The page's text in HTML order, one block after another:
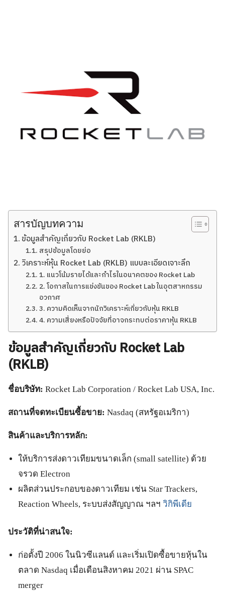
สารบัญบทความ
ข้อมูลสำคัญเกี่ยวกับ Rocket Lab (RKLB)
สรุปข้อมูลโดยย่อ
วิเคราะห์หุ้น Rocket Lab (RKLB) แบบละเอียดเจาะลึก
1. แนวโน้มรายได้และกำไรในอนาคตของ Rocket Lab
2. โอกาสในการแข่งขันของ Rocket Lab ในอุตสาหกรรม
อวกาศ
3. ความคิดเห็นจากนักวิเคราะห์เกี่ยวกับหุ้น RKLB
4. ความเสี่ยงหรือปัจจัยที่อาจกระทบต่อราคาหุ้น RKLB
ข้อมูลสำคัญเกี่ยวกับ Rocket Lab
(RKLB)
ชื่อบริษัท: Rocket Lab Corporation / Rocket Lab USA, Inc.
สถานที่จดทะเบียนซื้อขาย: Nasdaq (สหรัฐอเมริกา)
สินค้าและบริการหลัก:
ให้บริการส่งดาวเทียมขนาดเล็ก (small satellite) ด้วย
จรวด Electron
ผลิตส่วนประกอบของดาวเทียม เช่น Star Trackers,
Reaction Wheels, ระบบส่งสัญญาณ ฯลฯวิกิพีเดีย
ประวัติที่น่าสนใจ:
ก่อตั้งปี 2006 ในนิวซีแลนด์ และเริ่มเปิดซื้อขายหุ้นใน
ตลาด Nasdaq เมื่อเดือนสิงหาคม 2021 ผ่าน SPAC
merger